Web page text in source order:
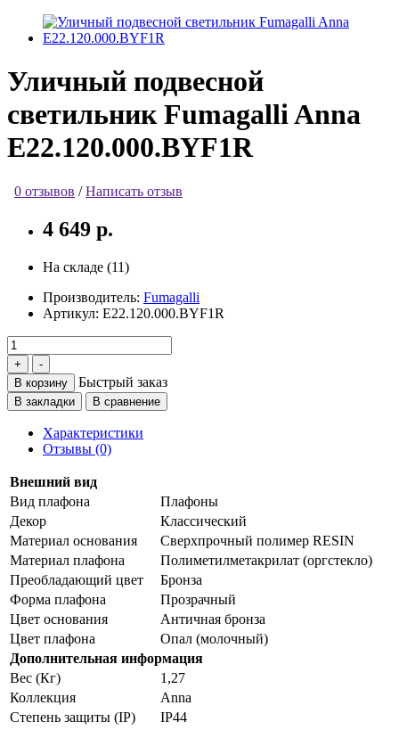
Уличный подвесной
светильник Fumagalli Anna
E22.120.000.BYF1R
0 отзывов /Написать отзыв
4 649 р.
На складе (11)
Производитель: Fumagalli
Артикул: E22.120.000.BYF1R
В корзину Быстрый заказ
В закладки В сравнение
Характеристики
Отзывы (0)
Внешний вид
Вид плафона
Плафоны
Декор
Классический
Материал основания
Сверхпрочный полимер RESIN
Материал плафона
Полиметилметакрилат (оргстекло)
Преобладающий цвет
Бронза
Форма плафона
Прозрачный
Цвет основания
Античная бронза
Цвет плафона
Опал (молочный)
Дополнительная информация
Вес (Кг)
1,27
Коллекция
Anna
Степень защиты (IP)
IP44